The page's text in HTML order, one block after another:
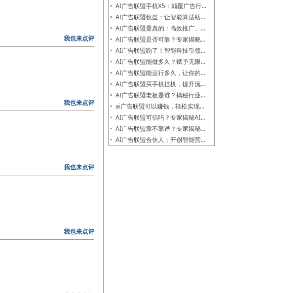
我也来点评
我也来点评
我也来点评
我也来点评
AI广告联盟手机X5：颠覆广告行…
AI广告联盟收益：让智能算法助…
AI广告联盟是真的：高效推广、…
AI广告联盟是否可靠？专家揭晓…
AI广告联盟跑了！智能科技引领…
AI广告联盟能做多久？赋予无限…
AI广告联盟能运行多久，让你的…
AI广告联盟买手机挂机，提升流…
AI广告联盟老板是谁？揭秘行业…
ai广告联盟可以赚钱，轻松实现…
AI广告联盟可信吗？专家揭秘AI…
AI广告联盟靠不靠谱？专家揭秘…
AI广告联盟合伙人：开创智能营…